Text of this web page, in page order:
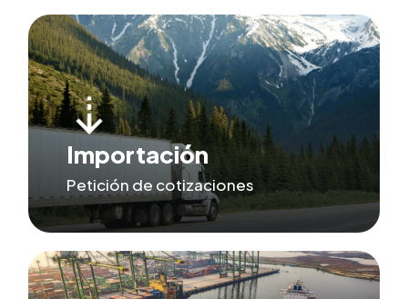
Importación
Petición de cotizaciones